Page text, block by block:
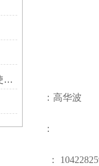
轴承加热器，感应轴承加热器使用常见问题总结！
：高华波
：
：